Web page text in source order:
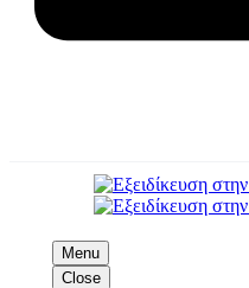
Menu
Close